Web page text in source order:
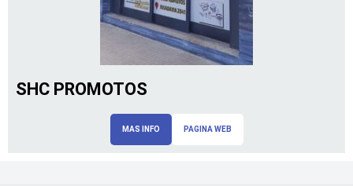
SHC PROMOTOS
MAS INFO PAGINA WEB